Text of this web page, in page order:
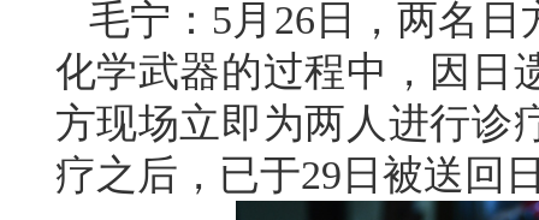
毛宁：5月26日，两名
化学武器的过程中，因日
方现场立即为两人进行诊
疗之后，已于29日被送回